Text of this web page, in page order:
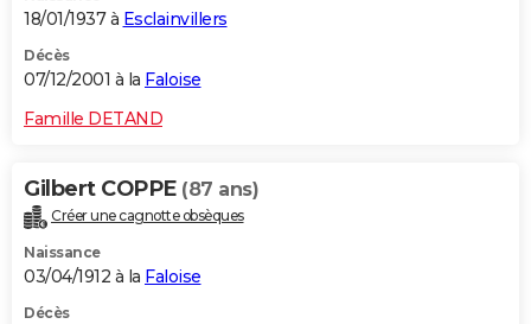
18/01/1937 à Esclainvillers
Décès
07/12/2001 à la Faloise
Famille DETAND
Gilbert COPPE (87 ans)
Créer une cagnotte obsèques
Naissance
03/04/1912 à la Faloise
Décès